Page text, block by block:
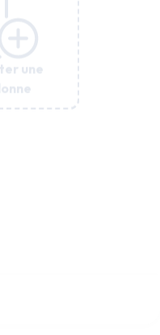
une
une
une
une
une